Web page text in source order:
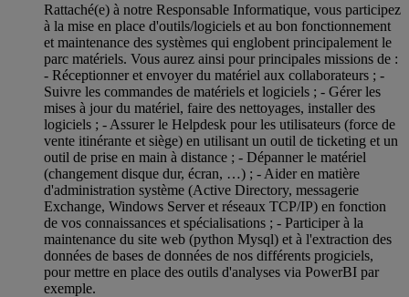
Rattaché(e) à notre Responsable Informatique, vous participez
à la mise en place d'outils/logiciels et au bon fonctionnement
et maintenance des systèmes qui englobent principalement le
parc matériels. Vous aurez ainsi pour principales missions de :
- Réceptionner et envoyer du matériel aux collaborateurs ; -
Suivre les commandes de matériels et logiciels ; - Gérer les
mises à jour du matériel, faire des nettoyages, installer des
logiciels ; - Assurer le Helpdesk pour les utilisateurs (force de
vente itinérante et siège) en utilisant un outil de ticketing et un
outil de prise en main à distance ; - Dépanner le matériel
(changement disque dur, écran, …) ; - Aider en matière
d'administration système (Active Directory, messagerie
Exchange, Windows Server et réseaux TCP/IP) en fonction
de vos connaissances et spécialisations ; - Participer à la
maintenance du site web (python Mysql) et à l'extraction des
données de bases de données de nos différents progiciels,
pour mettre en place des outils d'analyses via PowerBI par
exemple.